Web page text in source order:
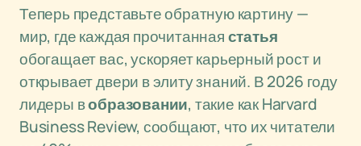
Теперь представьте обратную картину —
мир, где каждая прочитаннаястатья
обогащает вас, ускоряет карьерный рост и
открывает двери в элиту знаний. В 2026 году
лидеры вобразовании, такие как Harvard
Business Review, сообщают, что их читатели